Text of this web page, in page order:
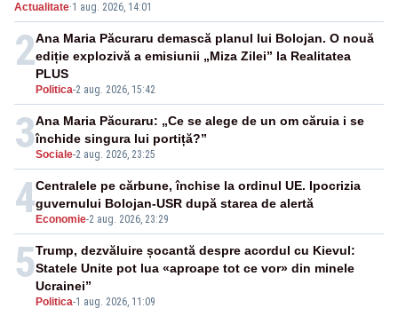
Actualitate·1 aug. 2026, 14:01
2
Politica-2 aug. 2026, 15:42
Ana Maria Păcuraru demască planul lui Bolojan. O nouă
ediție explozivă a emisiunii „Miza Zilei” la Realitatea
PLUS
3Sociale-2 aug. 2026, 23:25
Ana Maria Păcuraru: „Ce se alege de un om căruia i se
închide singura lui portiță?”
4 Economie-2 aug. 2026, 23:29
Centralele pe cărbune, închise la ordinul UE. Ipocrizia
guvernului Bolojan-USR după starea de alertă
5
Politica-1 aug. 2026, 11:09
Trump, dezvăluire șocantă despre acordul cu Kievul:
Statele Unite pot lua «aproape tot ce vor» din minele
Ucrainei”